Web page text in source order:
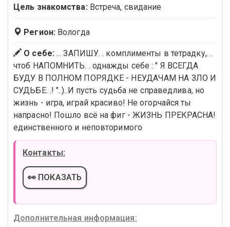
Цель знакомства: Встреча, свидание
Регион: Вологда
О себе:... ЗАПИШУ. . комплименты в тетрадку,. .
чтоб НАПОМНИТЬ. . однажды себе : " Я ВСЕГДА
БУДУ В ПОЛНОМ ПОРЯДКЕ - НЕУДАЧАМ НА ЗЛО И
СУДЬБЕ. .! "..)..И пусть судьба не справедлива, но
жизнь - игра, играй красиво! Не огорчайся ты
напрасно! Пошло всё на фиг - ЖИЗНЬ ПРЕКРАСНА!
единственного и неповторимого
Контакты:
👀 ПОКАЗАТЬ
Дополнительная информация: